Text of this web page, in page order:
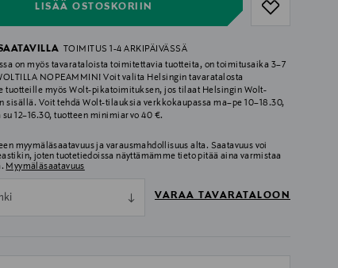
LISÄÄ OSTOSKORIIN
TOIMITUS 1-4 ARKIPÄIVÄSSÄ
on myös tavarataloista toimitettavia tuotteita, on toimitusaika 3–7
NOPEAMMIN! Voit valita Helsingin tavaratalosta
tuotteille myös Wolt-pikatoimituksen, jos tilaat Helsingin Wolt-
sisällä. Voit tehdä Wolt-tilauksia verkkokaupassa ma–pe 10–18.30,
su 12–16.30, tuotteen minimiarvo 40 €.
myymäläsaatavuus ja varausmahdollisuus alta. Saatavuus voi
joten tuotetiedoissa näyttämämme tieto pitää aina varmistaa
Myymäläsaatavuus
VARAA TAVARATALOON